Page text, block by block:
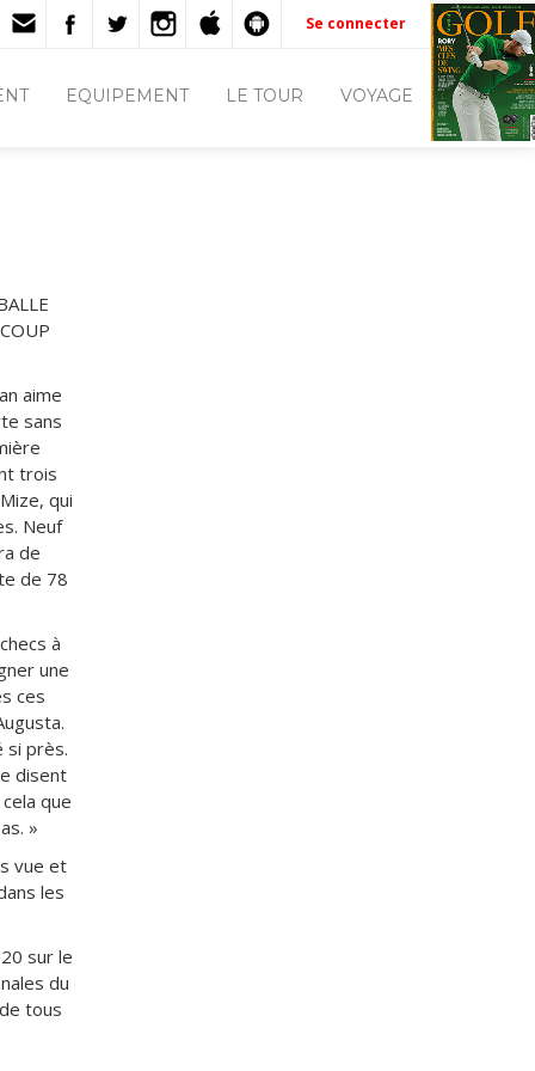
Se connecter
EQUIPEMENT LE TOUR VOYAGE
aime
sans
trois
qui
Neuf
de
de 78
à
une
ces
si près.
disent
que
»
vue et
les
sur le
du
tous